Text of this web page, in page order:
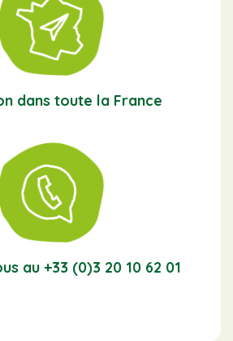
dans toute la France
au +33 (0)3 20 10 62 01